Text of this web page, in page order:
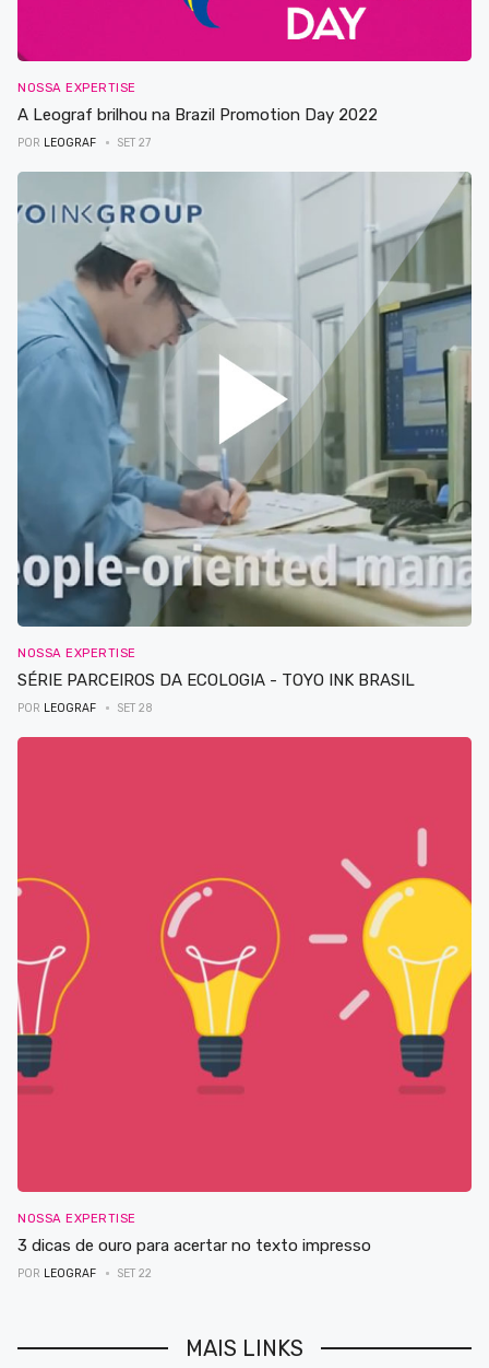
NOSSA EXPERTISE
A Leograf brilhou na Brazil Promotion Day 2022
POR LEOGRAF SET 27
NOSSA EXPERTISE
SÉRIE PARCEIROS DA ECOLOGIA - TOYO INK BRASIL
POR LEOGRAF SET 28
NOSSA EXPERTISE
3 dicas de ouro para acertar no texto impresso
POR LEOGRAF SET 22
MAIS LINKS